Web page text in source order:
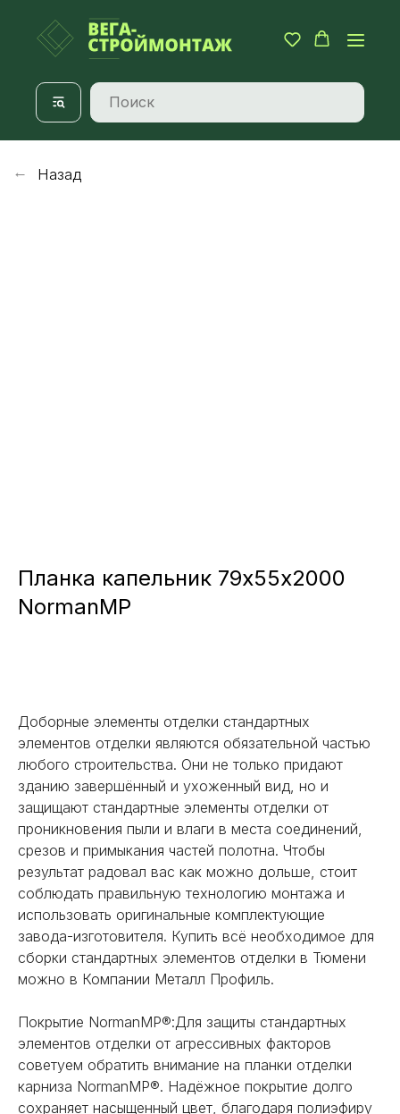
Назад
Планка капельник 79х55х2000
NormanMP
Доборные элементы отделки стандартных
элементов отделки являются обязательной частью
любого строительства. Они не только придают
зданию завершённый и ухоженный вид, но и
защищают стандартные элементы отделки от
проникновения пыли и влаги в места соединений,
срезов и примыкания частей полотна. Чтобы
результат радовал вас как можно дольше, стоит
соблюдать правильную технологию монтажа и
использовать оригинальные комплектующие
завода-изготовителя. Купить всё необходимое для
сборки стандартных элементов отделки в Тюмени
можно в Компании Металл Профиль.
Покрытие NormanMP®:Для защиты стандартных
элементов отделки от агрессивных факторов
советуем обратить внимание на планки отделки
карниза NormanMP®. Надёжное покрытие долго
сохраняет насыщенный цвет, благодаря полиэфиру